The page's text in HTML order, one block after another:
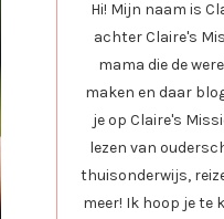
Hi! Mijn naam is
achter Claire's
mama die de
maken en daar
je op Claire's
lezen van
thuisonderwijs,
meer! Ik hoop je te